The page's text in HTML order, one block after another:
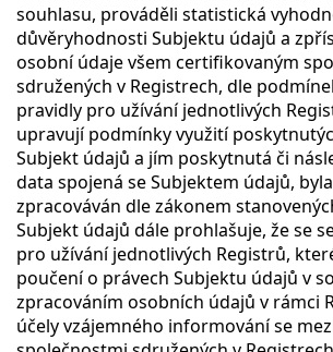
souhlasu, prováděli statistická
důvěryhodnosti Subjektu údajů a
osobní údaje všem certifikovaným
sdružených v Registrech, dle
pravidly pro užívání jednotlivých
upravují podmínky využití
Subjekt údajů a jím poskytnutá či
data spojená se Subjektem údajů,
zpracováván dle zákonem
Subjekt údajů dále prohlašuje, že se
pro užívání jednotlivých Registrů,
poučení o právech Subjektu údajů v
zpracováním osobních údajů v rámci
účely vzájemného informování se